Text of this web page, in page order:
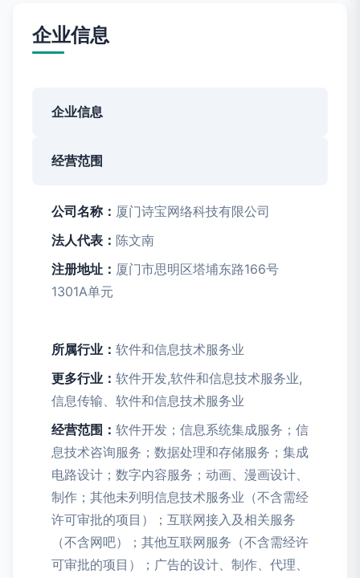
企业信息
企业信息
经营范围
公司名称： 厦门诗宝网络科技有限公司
法人代表： 陈文南
注册地址： 厦门市思明区塔埔东路166号
1301A单元
所属行业： 软件和信息技术服务业
更多行业： 软件开发,软件和信息技术服务业,
信息传输、软件和信息技术服务业
经营范围： 软件开发；信息系统集成服务；信
息技术咨询服务；数据处理和存储服务；集成
电路设计；数字内容服务；动画、漫画设计、
制作；其他未列明信息技术服务业（不含需经
许可审批的项目）；互联网接入及相关服务
（不含网吧）；其他互联网服务（不含需经许
可审批的项目）；广告的设计、制作、代理、